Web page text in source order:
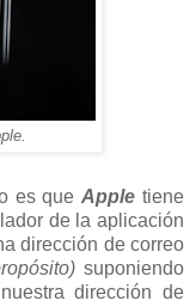
es queAppletiene
de la aplicación
dirección de correo
suponiendo
dirección de